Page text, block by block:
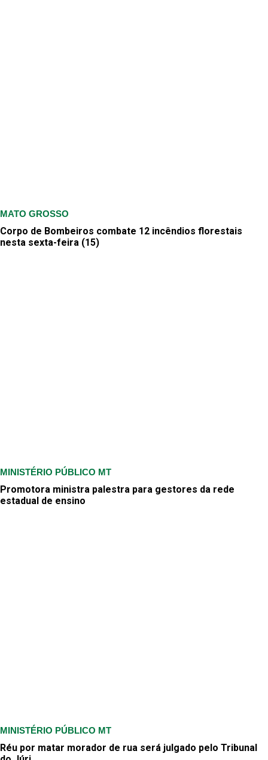
MATO GROSSO
Corpo de Bombeiros combate 12 incêndios florestais
nesta sexta-feira (15)
MINISTÉRIO PÚBLICO MT
Promotora ministra palestra para gestores da rede
estadual de ensino
MINISTÉRIO PÚBLICO MT
Réu por matar morador de rua será julgado pelo Tribunal